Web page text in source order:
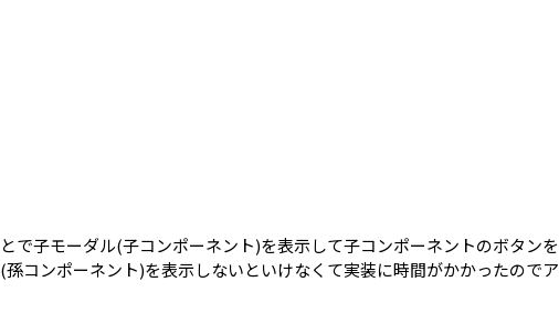
で子モーダル(子コンポーネント)を表示して子コンポーネントのボタンを
コンポーネント)を表示しないといけなくて実装に時間がかかったのでア